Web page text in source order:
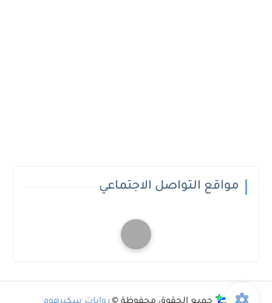
مواقع التواصل الاجتماعي